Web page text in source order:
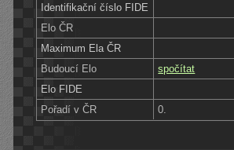
Identifikační číslo FIDE
Elo ČR
Maximum Ela ČR
Budoucí Elo
spočítat
Elo FIDE
Pořadí v ČR
0.